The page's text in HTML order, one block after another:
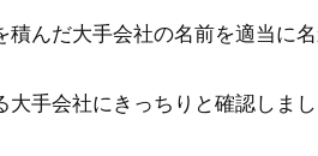
積んだ大手会社の名前を適当に
手会社にきっちりと確認しまし